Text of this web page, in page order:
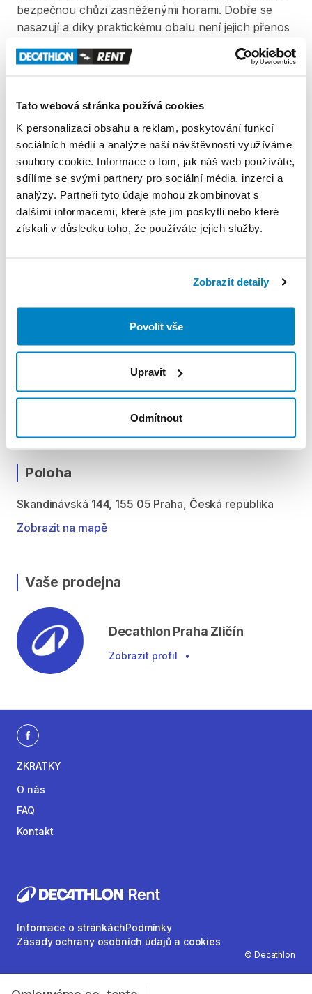
Tato webová stránka používá cookies
K personalizaci obsahu a reklam, poskytování funkcí
sociálních médií a analýze naší návštěvnosti využíváme
soubory cookie. Informace o tom, jak náš web používáte,
sdílíme se svými partnery pro sociální média, inzerci a
analýzy. Partneři tyto údaje mohou zkombinovat s
dalšími informacemi, které jste jim poskytli nebo které
získali v důsledku toho, že používáte jejich služby.
Zobrazit detaily
Povolit vše
Upravit
Odmítnout
bezpečnou chůzi zasněženými horami. Dobře se
nasazují a díky praktickému obalu není jejich přenos
žádný problém. Velikost
pro
sportovce s velikostí boty
Produkt v obchodě
Pravidla Decathlon Rent
PODMÍNKY
Podmínky pronájmu
Pro vypůjčení produktu není vyžadována vratná či
jiná záloha. Za vypůjčení zaplatíte předem online
platební kartou. Sleva je automaticky vypočítána a
odečtena za každý den výpůjčky počínaje 4. dnem
10 % z ceny předchozího dne. To znamená, že za 4.
den výpůjčky zaplatíte 90 % z denní sazby, 5. den 81
% a stejným způsobem až do minima 40 % z ceny
Poloha
Skandinávská 144, 155 05 Praha, Česká republika
Zobrazit na mapě
Vaše prodejna
Decathlon Praha Zličín
Zobrazit profil •
ZKRATKY
O nás
FAQ
Kontakt
© Decathlon
Informace o stránkáchPodmínky
Zásady ochrany osobních údajů a cookies